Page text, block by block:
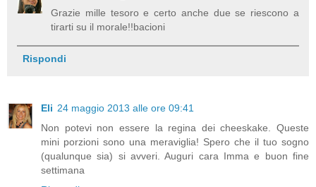
Grazie mille tesoro e certo anche due se riescono a
tirarti su il morale!!bacioni
Rispondi
Eli 24 maggio 2013 alle ore 09:41
Non potevi non essere la regina dei cheeskake. Queste
mini porzioni sono una meraviglia! Spero che il tuo sogno
(qualunque sia) si avveri. Auguri cara Imma e buon fine
settimana